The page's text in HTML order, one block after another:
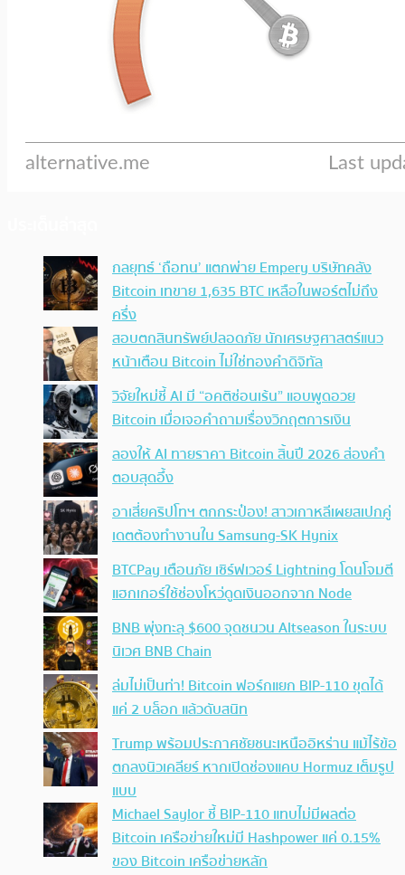
กลยุทธ์ ‘ถือทน’ แตกพ่าย Empery บริษัทคลัง
Bitcoin เทขาย 1,635 BTC เหลือในพอร์ตไม่ถึง
ครึ่ง
สอบตกสินทรัพย์ปลอดภัย นักเศรษฐศาสตร์แนว
หน้าเตือน Bitcoin ไม่ใช่ทองคำดิจิทัล
วิจัยใหม่ชี้ AI มี “อคติซ่อนเร้น” แอบพูดอวย
Bitcoin เมื่อเจอคำถามเรื่องวิกฤตการเงิน
ลองให้ AI ทายราคา Bitcoin สิ้นปี 2026 ส่องคำ
ตอบสุดอึ้ง
อาเสี่ยคริปโทฯ ตกกระป๋อง! สาวเกาหลีเผยสเปกคู่
เดตต้องทำงานใน Samsung-SK Hynix
BTCPay เตือนภัย เซิร์ฟเวอร์ Lightning โดนโจมตี
แฮกเกอร์ใช้ช่องโหว่ดูดเงินออกจาก Node
BNB พุ่งทะลุ $600 จุดชนวน Altseason ในระบบ
นิเวศ BNB Chain
ล่มไม่เป็นท่า! Bitcoin ฟอร์กแยก BIP-110 ขุดได้
แค่ 2 บล็อก แล้วดับสนิท
Trump พร้อมประกาศชัยชนะเหนืออิหร่าน แม้ไร้ข้อ
ตกลงนิวเคลียร์ หากเปิดช่องแคบ Hormuz เต็มรูป
แบบ
Michael Saylor ชี้ BIP-110 แทบไม่มีผลต่อ
Bitcoin เครือข่ายใหม่มี Hashpower แค่ 0.15%
ของ Bitcoin เครือข่ายหลัก